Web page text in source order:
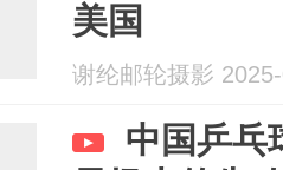
美国
谢纶邮轮摄影
中国乒乓